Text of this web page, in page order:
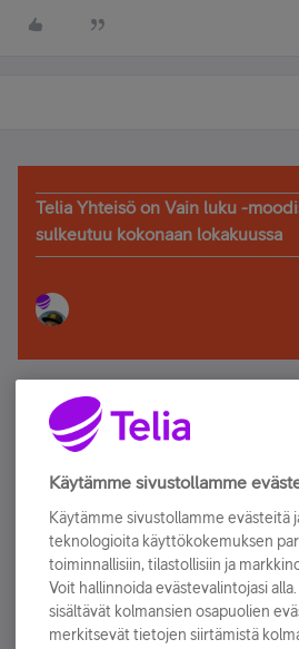
Telia Yhteisö on Vain luku -
sulkeutuu kokonaan lokakuussa
Älä jää paitsi – osallistu ja
Tilaa Telian uutiskirje ja olet
sähköpostiisi.
Tilaa nyt
Käytämme sivustollamme
Käytämme sivustollamme evästeitä
teknologioita käyttökokemuksen
toiminnallisiin, tilastollisiin ja
Voit hallinnoida evästevalintojasi
sisältävät kolmansien osapuolien
merkitsevät tietojen siirtämistä